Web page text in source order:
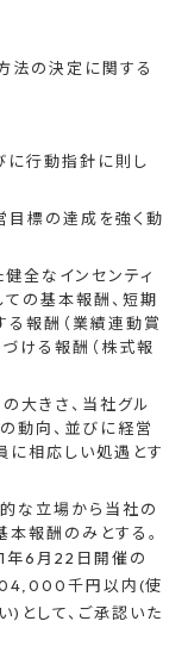
法の決定に関する
に行動指針に則し
標の達成を強く動
全なインセンティ
ての基本報酬、短期
報酬（業績連動賞
ける報酬（株式報
大きさ、当社グル
動向、並びに経営
に相応しい処遇とす
な立場から当社の
報酬のみとする。
年6月22日開催の
千円以内(使
として、ご承認いた